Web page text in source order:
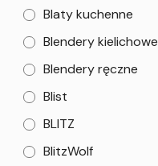
Blaty kuchenne
Blendery kielichowe
Blendery ręczne
Blist
BLITZ
BlitzWolf